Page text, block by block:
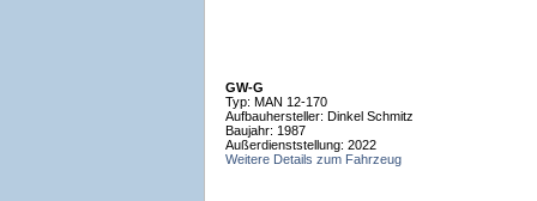
GW-G
Typ: MAN 12-170
Aufbauhersteller: Dinkel Schmitz
Baujahr: 1987
Außerdienststellung: 2022
Weitere Details zum Fahrzeug